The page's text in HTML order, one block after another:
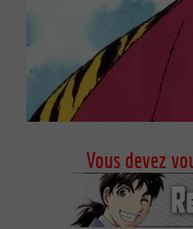
Vous devez